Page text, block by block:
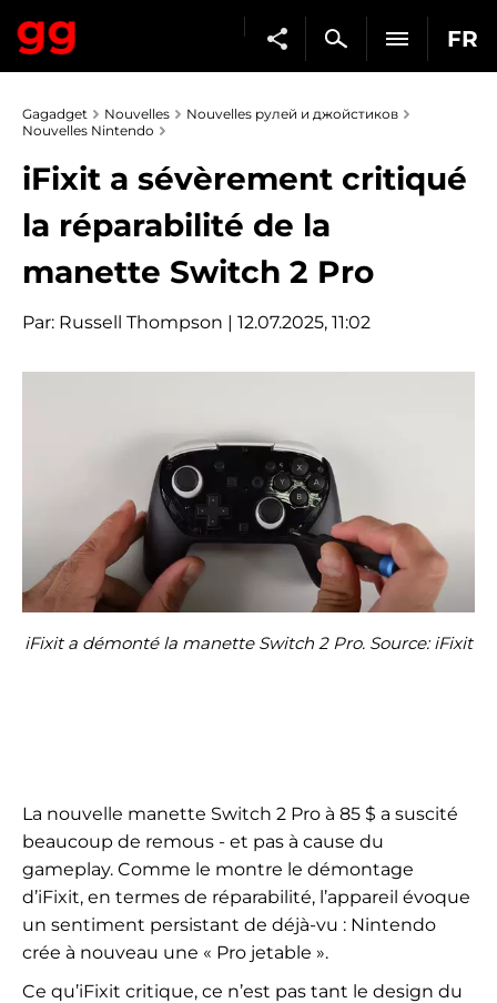
FR
Gagadget Nouvelles
Nouvelles рулей и джойстиков
Nouvelles Nintendo
iFixit a sévèrement critiqué
la réparabilité de la
manette Switch 2 Pro
Par: Russell Thompson | 12.07.2025, 11:02
iFixit a démonté la manette Switch 2 Pro. Source: iFixit
La nouvelle manette Switch 2 Pro à 85 $ a suscité
beaucoup de remous - et pas à cause du
gameplay. Comme le montre le démontage
d’iFixit, en termes de réparabilité, l’appareil évoque
un sentiment persistant de déjà-vu : Nintendo
crée à nouveau une « Pro jetable ».
Ce qu’iFixit critique, ce n’est pas tant le design du